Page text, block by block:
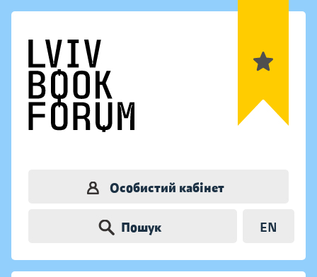
Особистий кабінет
Пошук EN